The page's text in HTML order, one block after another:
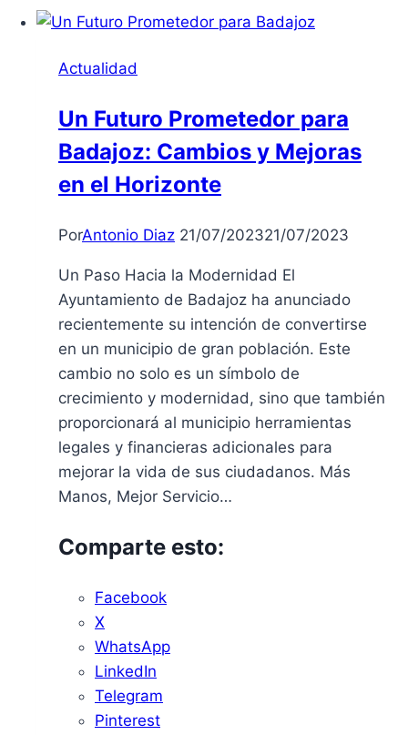
Actualidad
Un Futuro Prometedor para
Badajoz: Cambios y Mejoras
en el Horizonte
PorAntonio Diaz 21/07/202321/07/2023
Un Paso Hacia la Modernidad El
Ayuntamiento de Badajoz ha anunciado
recientemente su intención de convertirse
en un municipio de gran población. Este
cambio no solo es un símbolo de
crecimiento y modernidad, sino que también
proporcionará al municipio herramientas
legales y financieras adicionales para
mejorar la vida de sus ciudadanos. Más
Manos, Mejor Servicio…
Comparte esto:
Facebook
X
WhatsApp
LinkedIn
Telegram
Pinterest